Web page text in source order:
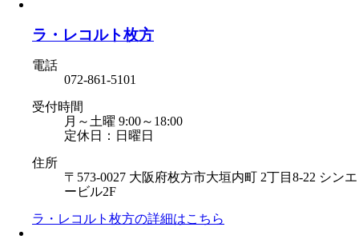
ラ・レコルト枚方
電話
072-861-5101
受付時間
月～土曜 9:00～18:00
定休日：日曜日
住所
〒573-0027 大阪府枚方市大垣内町 2丁目8-22 シンエ
ービル2F
ラ・レコルト枚方の詳細はこちら